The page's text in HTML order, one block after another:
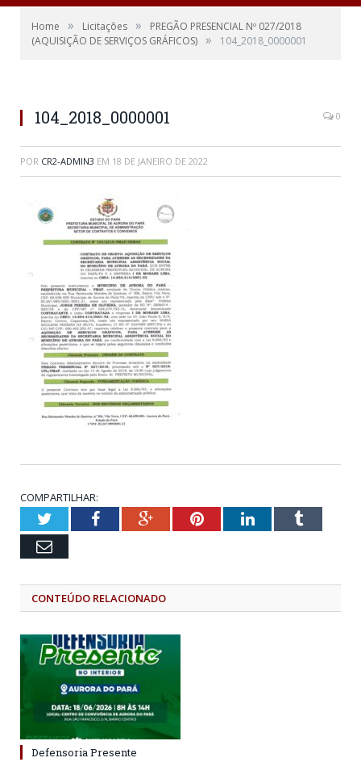
Home » Licitações »
PREGÃO PRESENCIAL Nº 027/2018
(AQUISIÇÃO DE SERVIÇOS GRÁFICOS) » 104_2018_0000001
104_2018_0000001 0
POR CR2-ADMIN3 EM 18 DE JANEIRO DE 2022
COMPARTILHAR:
TwitterFacebookGoogle+PinterestLinkedInTumblr
Email
CONTEÚDO RELACIONADO
Defensoria Presente